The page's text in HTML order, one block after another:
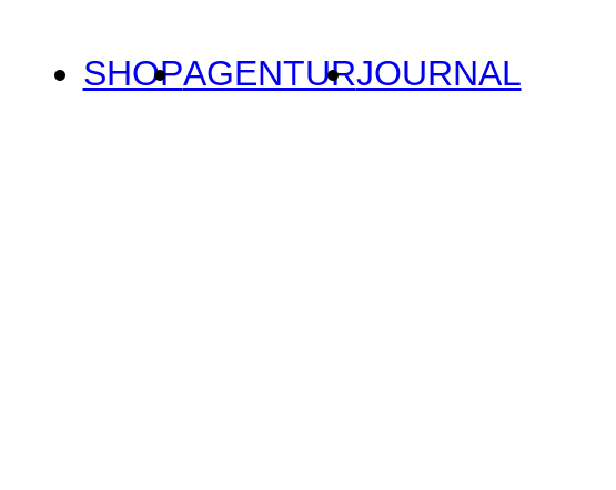
SHOPAGENTURJOURNAL